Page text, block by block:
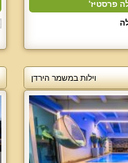
פרסטיז'
וילות במשמר הירדן